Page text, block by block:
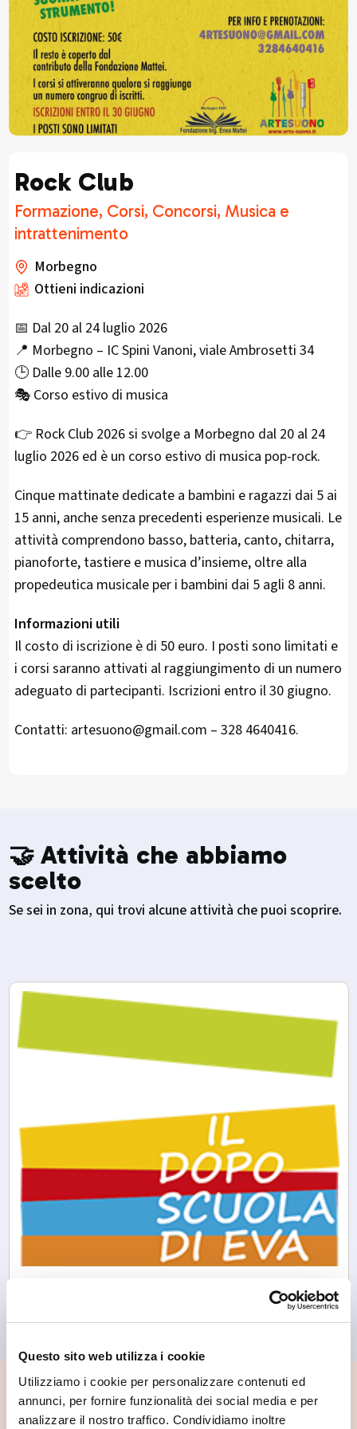
Questo sito web utilizza i cookie
Utilizziamo i cookie per personalizzare contenuti ed
annunci, per fornire funzionalità dei social media e per
analizzare il nostro traffico. Condividiamo inoltre
Rock Club
Formazione, Corsi, Concorsi, Musica e
intrattenimento
Morbegno
Ottieni indicazioni
📅 Dal 20 al 24 luglio 2026
📍 Morbegno – IC Spini Vanoni, viale Ambrosetti 34
🕒 Dalle 9.00 alle 12.00
🎭 Corso estivo di musica
👉 Rock Club 2026 si svolge a Morbegno dal 20 al 24
luglio 2026 ed è un corso estivo di musica pop-rock.
Cinque mattinate dedicate a bambini e ragazzi dai 5 ai
15 anni, anche senza precedenti esperienze musicali. Le
attività comprendono basso, batteria, canto, chitarra,
pianoforte, tastiere e musica d’insieme, oltre alla
propedeutica musicale per i bambini dai 5 agli 8 anni.
Informazioni utili
Il costo di iscrizione è di 50 euro. I posti sono limitati e
i corsi saranno attivati al raggiungimento di un numero
adeguato di partecipanti. Iscrizioni entro il 30 giugno.
Contatti: artesuono@gmail.com – 328 4640416.
🤝 Attività che abbiamo
scelto
Se sei in zona, qui trovi alcune attività che puoi scoprire.
📍 Cosa vedere nei dintorni